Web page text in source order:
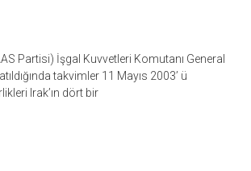
Partisi) İşgal Kuvvetleri Komutanı General
takvimler 11 Mayıs 2003’ ü
Irak’ın dört bir